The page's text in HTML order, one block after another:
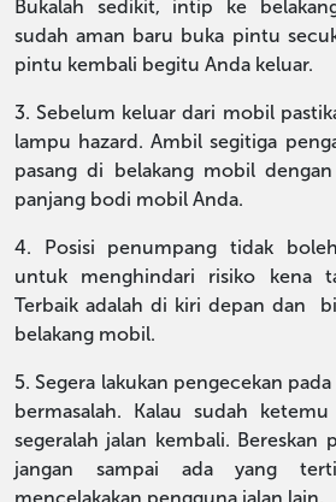
Bukalah sedikit, intip ke
sudah aman baru buka pintu
pintu kembali begitu Anda keluar.
3. Sebelum keluar dari mobil
lampu hazard. Ambil segitiga
pasang di belakang mobil
panjang bodi mobil Anda.
4. Posisi penumpang tidak
untuk menghindari risiko kena
Terbaik adalah di kiri depan dan
belakang mobil.
5. Segera lakukan pengecekan
bermasalah. Kalau sudah
segeralah jalan kembali. Bereskan
jangan sampai ada yang